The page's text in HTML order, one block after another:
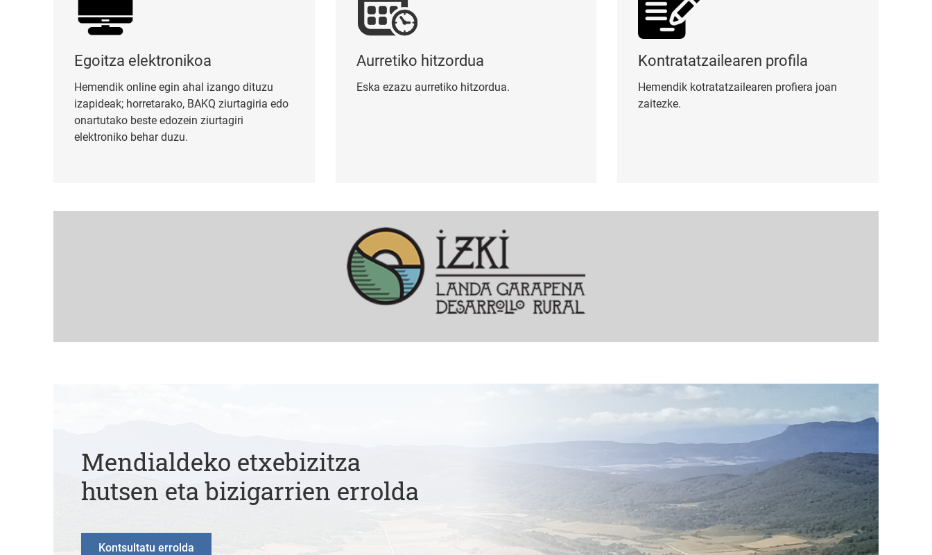
Egoitza elektronikoa
Hemendik online egin ahal izango dituzu
izapideak; horretarako, BAKQ ziurtagiria edo
onartutako beste edozein ziurtagiri
elektroniko behar duzu.
Aurretiko hitzordua
Eska ezazu aurretiko hitzordua.
Kontratatzailearen profila
Hemendik kotratatzailearen profiera joan
zaitezke.
Mendialdeko etxebizitza
hutsen eta bizigarrien errolda
Kontsultatu errolda